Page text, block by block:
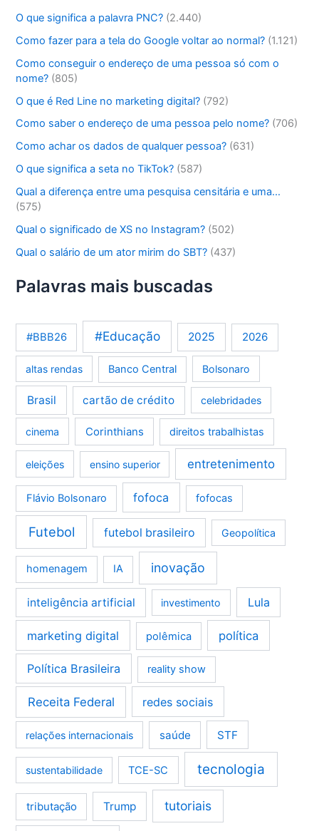
O que significa a palavra PNC? (2.440)
Como fazer para a tela do Google voltar ao normal? (1.121)
Como conseguir o endereço de uma pessoa só com o
nome? (805)
O que é Red Line no marketing digital? (792)
Como saber o endereço de uma pessoa pelo nome? (706)
Como achar os dados de qualquer pessoa? (631)
O que significa a seta no TikTok? (587)
Qual a diferença entre uma pesquisa censitária e uma…
(575)
Qual o significado de XS no Instagram? (502)
Qual o salário de um ator mirim do SBT? (437)
Palavras mais buscadas
#BBB26 #Educação 2025 2026
altas rendas Banco Central Bolsonaro
Brasil cartão de crédito celebridades
cinema Corinthians direitos trabalhistas
eleições ensino superior entretenimento
Flávio Bolsonaro fofoca fofocas
Futebol futebol brasileiro Geopolítica
homenagem IA inovação
inteligência artificial investimento Lula
marketing digital polêmica política
Política Brasileira reality show
Receita Federal redes sociais
relações internacionais saúde STF
sustentabilidade TCE-SC tecnologia
tributação Trump tutoriais